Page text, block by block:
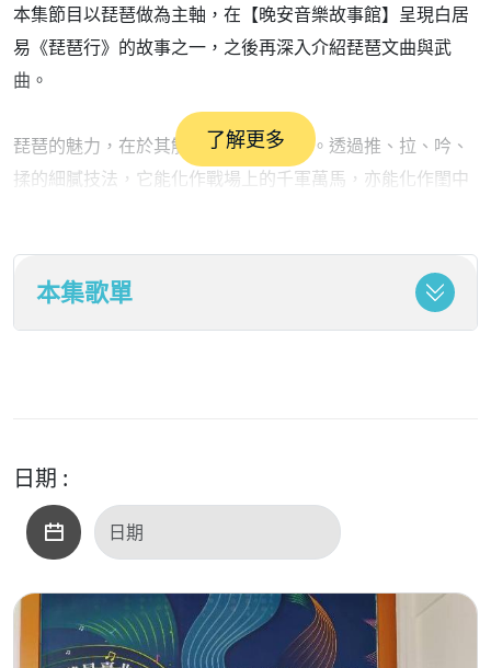
本集節目以琵琶做為主軸，在【晚安音樂故事館】呈現白居
易《琵琶行》的故事之一，之後再深入介紹琵琶文曲與武
曲。
琵琶的魅力，在於其觸弦間的力度變化。透過推、拉、吟、
揉的細膩技法，它能化作戰場上的千軍萬馬，亦能化作閨中
從古典到現代，從個體的愛戀到天地的大美。今晚，讓我們
20260607 絲竹漫遊 琵琶的千年迴響
在歷史的長河中，有一種聲響可以橫跨千里的絲綢之路，從
西域的「曲項」躍動，經歷數百年的漢化與改良，終成今日
本集節目以琵琶做為主軸，在【晚安音樂故事館】呈現白居
了解更多
本集歌單
日期 :